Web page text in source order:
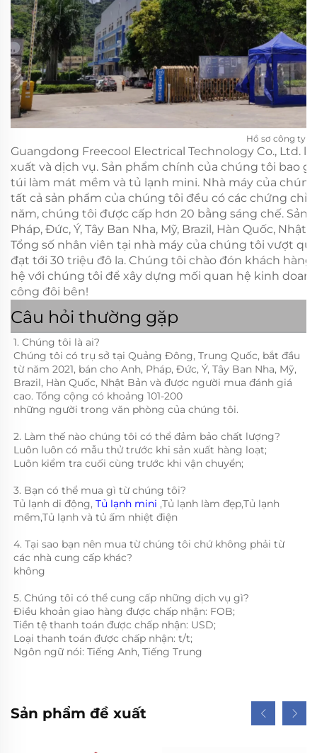
Hồ sơ công ty
Guangdong Freecool Electrical Technology Co., Ltd.
xuất và dịch vụ. Sản phẩm chính của chúng tôi bao
túi làm mát mềm và tủ lạnh mini. Nhà máy của
tất cả sản phẩm của chúng tôi đều có các chứng chỉ
năm, chúng tôi được cấp hơn 20 bằng sáng chế.
Pháp, Đức, Ý, Tây Ban Nha, Mỹ, Brazil, Hàn Quốc,
Tổng số nhân viên tại nhà máy của chúng tôi vượt
đạt tới 30 triệu đô la. Chúng tôi chào đón khách
hệ với chúng tôi để xây dựng mối quan hệ kinh
công đôi bên!
Câu hỏi thường gặp
1. Chúng tôi là ai?
Chúng tôi có trụ sở tại Quảng Đông, Trung Quốc, bắt đầu
từ năm 2021, bán cho Anh, Pháp, Đức, Ý, Tây Ban Nha, Mỹ,
Brazil, Hàn Quốc, Nhật Bản và được người mua đánh giá
cao. Tổng cộng có khoảng 101-200
những người trong văn phòng của chúng tôi.
2. Làm thế nào chúng tôi có thể đảm bảo chất lượng?
Luôn luôn có mẫu thử trước khi sản xuất hàng loạt;
Luôn kiểm tra cuối cùng trước khi vận chuyển;
3. Bạn có thể mua gì từ chúng tôi?
Tủ lạnh di động, Tủ lạnh mini ,Tủ lạnh làm đẹp,Tủ lạnh
mềm,Tủ lạnh và tủ ấm nhiệt điện
4. Tại sao bạn nên mua từ chúng tôi chứ không phải từ
các nhà cung cấp khác?
không
5. Chúng tôi có thể cung cấp những dịch vụ gì?
Điều khoản giao hàng được chấp nhận: FOB;
Tiền tệ thanh toán được chấp nhận: USD;
Loại thanh toán được chấp nhận: t/t;
Ngôn ngữ nói: Tiếng Anh, Tiếng Trung
Sản phẩm đề xuất